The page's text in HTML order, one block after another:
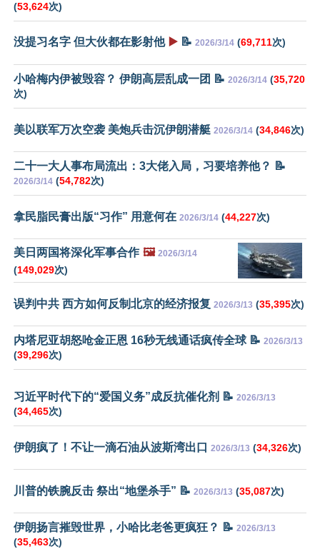
(53,624次)
没提习名字 但大伙都在影射他 ▶️ 📝 2026/3/14 (69,711次)
小哈梅内伊被毁容？ 伊朗高层乱成一团 📝 2026/3/14 (35,720
次)
美以联军万次空袭 美炮兵击沉伊朗潜艇 2026/3/14 (34,846次)
二十一大人事布局流出：3大佬入局，习要培养他？ 📝
2026/3/14 (54,782次)
拿民脂民膏出版“习作” 用意何在 2026/3/14 (44,227次)
美日两国将深化军事合作 🖼️ 2026/3/14
(149,029次)
误判中共 西方如何反制北京的经济报复 2026/3/13 (35,395次)
内塔尼亚胡怒呛金正恩 16秒无线通话疯传全球 📝 2026/3/13
(39,296次)
习近平时代下的“爱国义务”成反抗催化剂 📝 2026/3/13
(34,465次)
伊朗疯了！不让一滴石油从波斯湾出口 2026/3/13 (34,326次)
川普的铁腕反击 祭出“地堡杀手” 📝 2026/3/13 (35,087次)
伊朗扬言摧毁世界，小哈比老爸更疯狂？ 📝 2026/3/13
(35,463次)